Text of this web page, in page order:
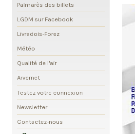
Palmarès des billets
LGDM sur Facebook
Livradois-Forez
Météo
Qualité de l'air
Arvernet
Testez votre connexion
Newsletter
Contactez-nous